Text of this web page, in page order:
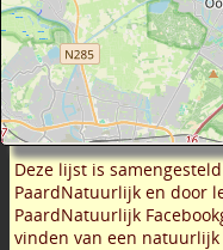
Deze lijst is
PaardNatuurlijk en door
PaardNatuurlijk
vinden van een natuurlijk